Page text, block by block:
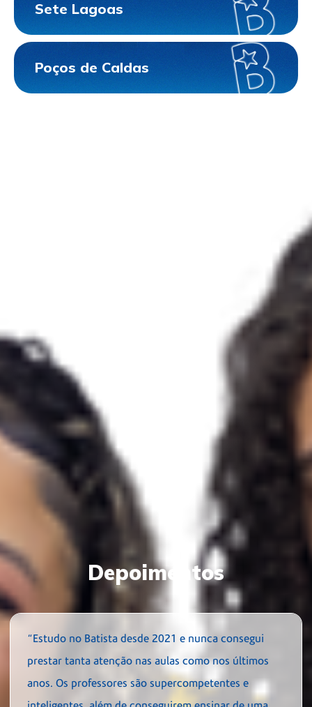
Sete Lagoas
Poços de Caldas
Depoimentos
“Estudo no Batista desde 2021 e nunca consegui
prestar tanta atenção nas aulas como nos últimos
anos. Os professores são supercompetentes e